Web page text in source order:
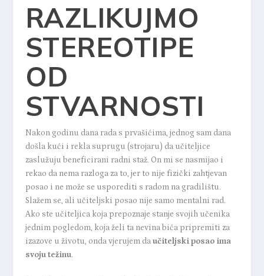
RAZLIKUJMO
STEREOTIPE
OD
STVARNOSTI
Nakon godinu dana rada s prvašićima, jednog sam dana
došla kući i rekla suprugu (strojaru) da učiteljice
zaslužuju beneficirani radni staž. On mi se nasmijao i
rekao da nema razloga za to, jer to nije fizički zahtjevan
posao i ne može se usporediti s radom na gradilištu.
Slažem se, ali učiteljski posao nije samo mentalni rad.
Ako ste učiteljica koja prepoznaje stanje svojih učenika
jednim pogledom, koja želi ta nevina bića pripremiti za
izazove u životu, onda vjerujem daučiteljski posao ima
svoju težinu.